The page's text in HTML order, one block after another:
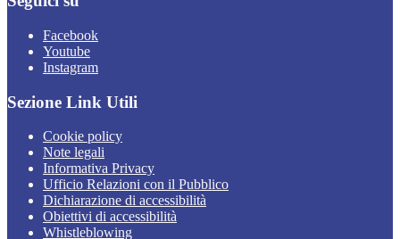
Facebook
Youtube
Instagram
Sezione Link Utili
Cookie policy
Note legali
Informativa Privacy
Ufficio Relazioni con il Pubblico
Dichiarazione di accessibilità
Obiettivi di accessibilità
Whistleblowing